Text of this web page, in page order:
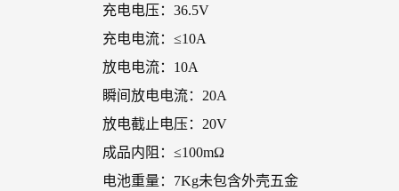
充电电压：36.5V
充电电流：≤10A
放电电流：10A
瞬间放电电流：20A
放电截止电压：20V
成品内阻：≤100mΩ
电池重量：7Kg未包含外壳五金